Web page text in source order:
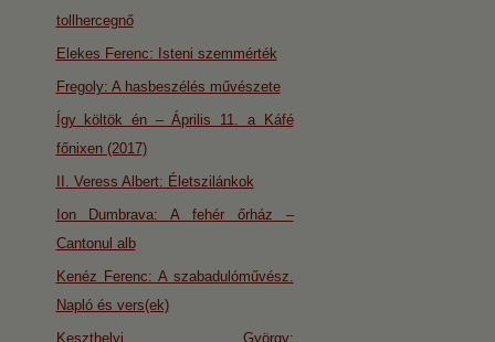
tollhercegnő
Elekes Ferenc: Isteni szemmérték
Fregoly: A hasbeszélés művészete
Így költök én – Április 11. a Káfé
főnixen (2017)
II. Veress Albert: Életszilánkok
Ion Dumbrava: A fehér őrház –
Cantonul alb
Kenéz Ferenc: A szabadulóművész.
Napló és vers(ek)
Keszthelyi György: